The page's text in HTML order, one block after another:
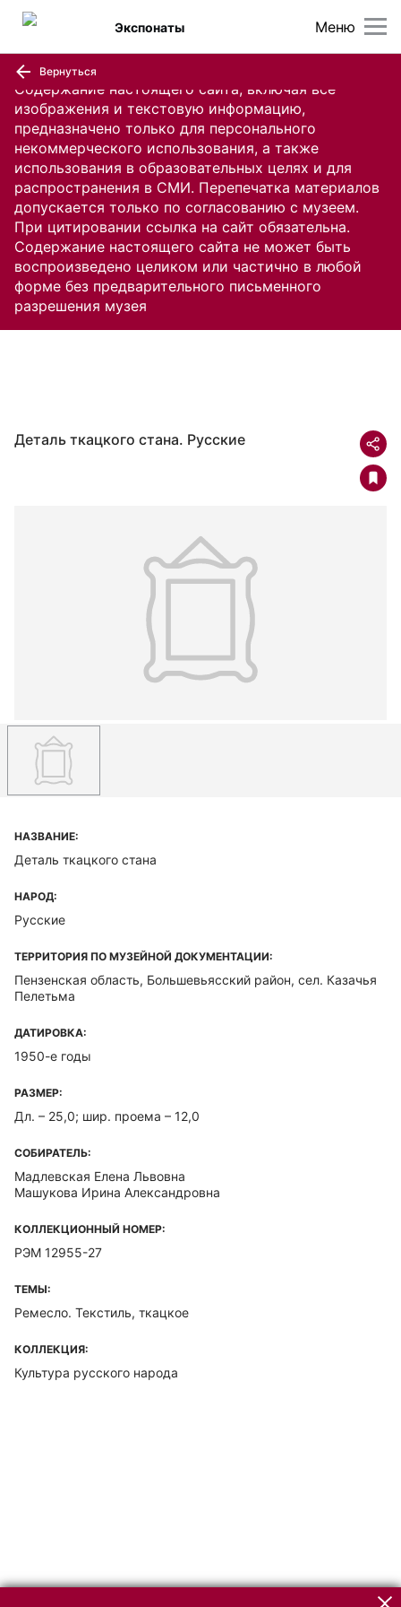
Содержание настоящего сайта, включая все
изображения и текстовую информацию,
предназначено только для персонального
некоммерческого использования, а также
использования в образовательных целях и для
распространения в СМИ. Перепечатка материалов
допускается только по согласованию с музеем.
При цитировании ссылка на сайт обязательна.
Содержание настоящего сайта не может быть
воспроизведено целиком или частично в любой
форме без предварительного письменного
разрешения музея
Меню
Экспонаты
Вернуться
Деталь ткацкого стана. Русские
НАЗВАНИЕ:
Деталь ткацкого стана
НАРОД:
Русские
ТЕРРИТОРИЯ ПО МУЗЕЙНОЙ ДОКУМЕНТАЦИИ:
Пензенская область, Большевьясский район, сел. Казачья
Пелетьма
ДАТИРОВКА:
1950-е годы
РАЗМЕР:
Дл. – 25,0; шир. проема – 12,0
СОБИРАТЕЛЬ:
Мадлевская Елена Львовна
Машукова Ирина Александровна
КОЛЛЕКЦИОННЫЙ НОМЕР:
РЭМ 12955-27
ТЕМЫ:
Ремесло. Текстиль, ткацкое
КОЛЛЕКЦИЯ:
Культура русского народа